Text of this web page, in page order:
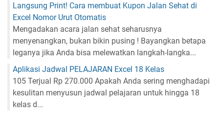
Langsung Print! Cara membuat Kupon Jalan Sehat di
Excel Nomor Urut Otomatis
Mengadakan acara jalan sehat seharusnya
menyenangkan, bukan bikin pusing ! Bayangkan betapa
leganya jika Anda bisa melewatkan langkah-langka...
Aplikasi Jadwal PELAJARAN Excel 18 Kelas
105 Terjual Rp 270.000 Apakah Anda sering menghadapi
kesulitan menyusun jadwal pelajaran untuk hingga 18
kelas d...